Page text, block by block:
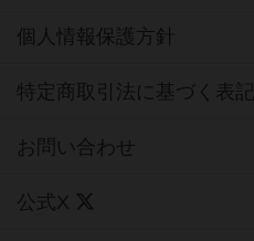
個人情報保護方針
特定商取引法に基づく表記
お問い合わせ
公式X